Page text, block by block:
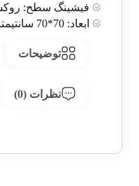
فیشینگ سطح:
ابعاد:70*70 سانتیمتر
توضیحات
نظرات (0)